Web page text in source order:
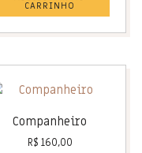
CARRINHO
Companheiro
R$ 160,00